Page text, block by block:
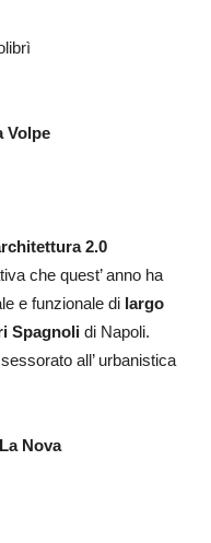
Volpe
2.0
che quest’ anno ha
e funzionale di largo
Spagnoli di Napoli.
all’ urbanistica
Nova